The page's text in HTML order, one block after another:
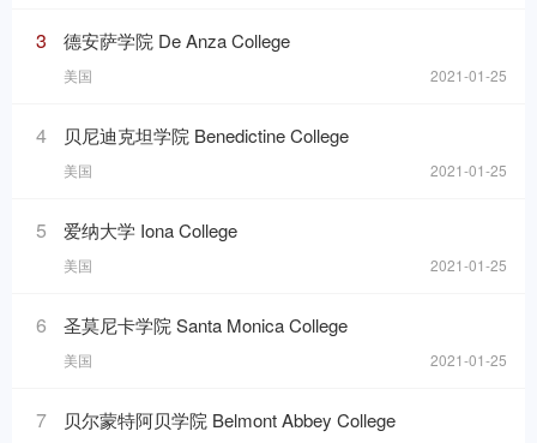
3 德安萨学院 De Anza College
美国 2021-01-25
4 贝尼迪克坦学院 Benedictine College
美国 2021-01-25
5 爱纳大学 Iona College
美国 2021-01-25
6 圣莫尼卡学院 Santa Monica College
美国 2021-01-25
7 贝尔蒙特阿贝学院 Belmont Abbey College